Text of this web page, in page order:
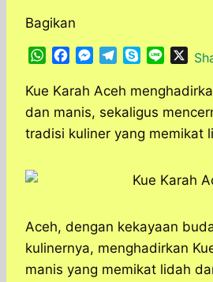
Bagikan
W
a
t
s
A
c
e
b
o
M
s
n
l
e
r
y
p
e
n
e
X
Kue Karah Aceh
dan manis, sekaligus
tradisi kuliner yang memikat
Aceh, dengan kekayaan
kulinernya, menghadirkan
manis yang memikat lidah